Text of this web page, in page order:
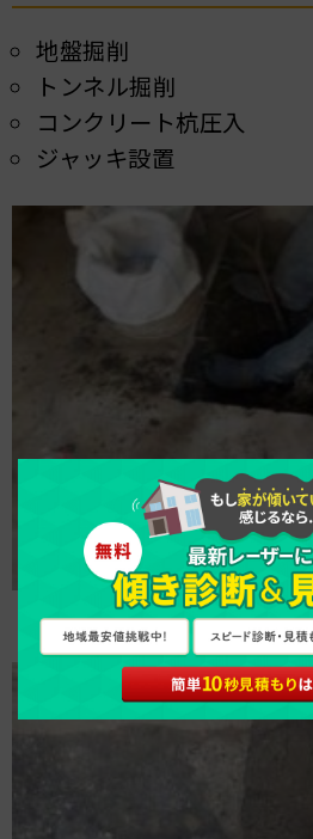
地盤掘削
トンネル掘削
コンクリート杭圧入
ジャッキ設置